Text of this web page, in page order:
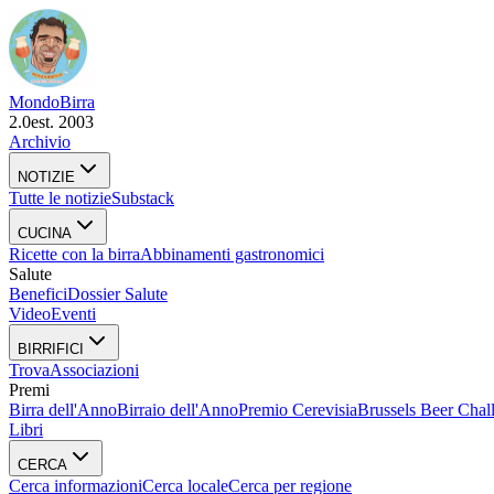
MondoBirra
2.0est. 2003
Archivio
NOTIZIE
Tutte le notizieSubstack
CUCINA
Ricette con la birraAbbinamenti gastronomici
Salute
BeneficiDossier Salute
VideoEventi
BIRRIFICI
TrovaAssociazioni
Premi
Birra dell'AnnoBirraio dell'AnnoPremio CerevisiaBrussels Beer
Libri
CERCA
Cerca informazioniCerca localeCerca per regione